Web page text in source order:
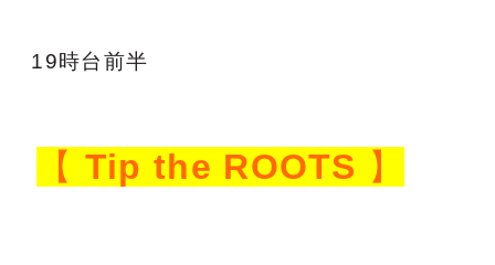
19時台前半
【 Tip the ROOTS 】